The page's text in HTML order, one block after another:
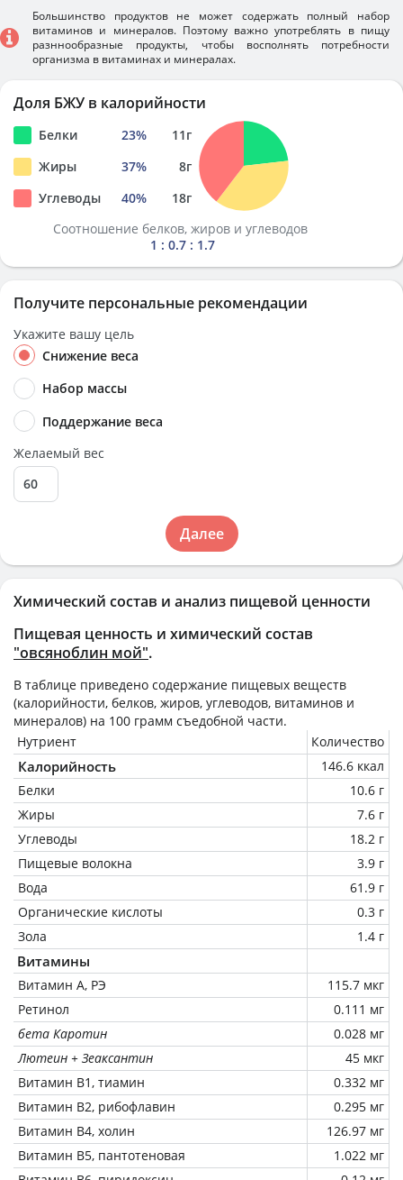
Химический состав и анализ пищевой ценности
Пищевая ценность и химический состав
"овсяноблин мой".
В таблице приведено содержание пищевых веществ
(калорийности, белков, жиров, углеводов, витаминов и
минералов) на 100 грамм съедобной части.
Нутриент
Количество
Калорийность
146.6 ккал
Белки
10.6 г
Жиры
7.6 г
Углеводы
18.2 г
Пищевые волокна
3.9 г
Вода
61.9 г
Органические кислоты
0.3 г
Зола
1.4 г
Витамины
Витамин А, РЭ
115.7 мкг
Ретинол
0.111 мг
бета Каротин
0.028 мг
Лютеин + Зеаксантин
45 мкг
Витамин В1, тиамин
0.332 мг
Витамин В2, рибофлавин
0.295 мг
Витамин В4, холин
126.97 мг
Витамин В5, пантотеновая
1.022 мг
Большинство продуктов не может содержать полный набор
витаминов и минералов. Поэтому важно употреблять в пищу
разннообразные продукты, чтобы восполнять потребности
организма в витаминах и минералах.
Доля БЖУ в калорийности
Белки 23% 11г
Жиры
37% 8г
Углеводы
40% 18г
Соотношение белков, жиров и углеводов
1 : 0.7 : 1.7
Получите персональные рекомендации
Укажите вашу цель
Снижение веса
Набор массы
Поддержание веса
Желаемый вес
Далее